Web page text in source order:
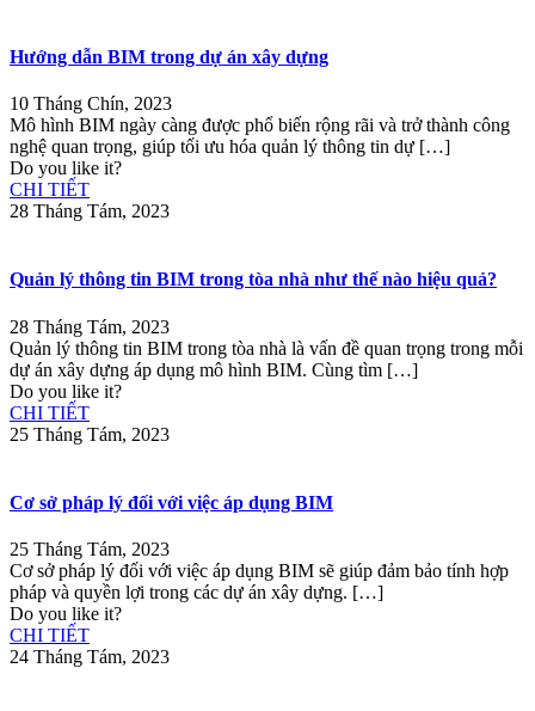
Hướng dẫn BIM trong dự án xây dựng
10 Tháng Chín, 2023
Mô hình BIM ngày càng được phổ biến rộng rãi và trở thành công
nghệ quan trọng, giúp tối ưu hóa quản lý thông tin dự […]
Do you like it?
CHI TIẾT
28 Tháng Tám, 2023
Quản lý thông tin BIM trong tòa nhà như thế nào hiệu quả?
28 Tháng Tám, 2023
Quản lý thông tin BIM trong tòa nhà là vấn đề quan trọng trong mỗi
dự án xây dựng áp dụng mô hình BIM. Cùng tìm […]
Do you like it?
CHI TIẾT
25 Tháng Tám, 2023
Cơ sở pháp lý đối với việc áp dụng BIM
25 Tháng Tám, 2023
Cơ sở pháp lý đối với việc áp dụng BIM sẽ giúp đảm bảo tính hợp
pháp và quyền lợi trong các dự án xây dựng. […]
Do you like it?
CHI TIẾT
24 Tháng Tám, 2023